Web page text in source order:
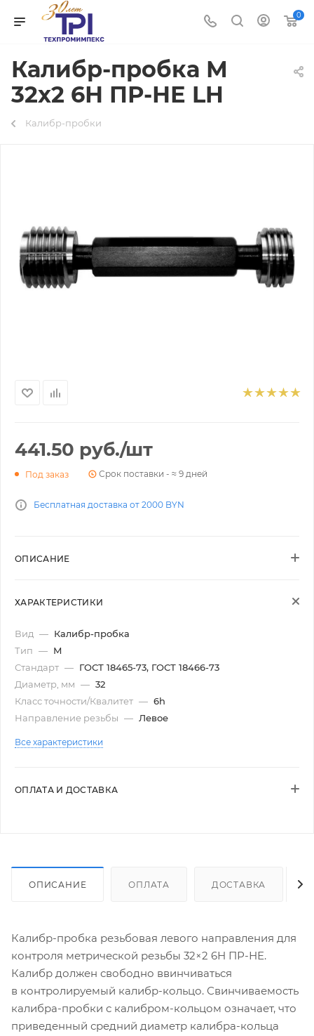
0
Калибр-пробка М
32х2 6Н ПР-НЕ LH
Калибр-пробки
441.50 руб./шт
Под заказ Срок поставки - ≈ 9 дней
Бесплатная доставка от 2000 BYN
ОПИСАНИЕ
ХАРАКТЕРИСТИКИ
Вид — Калибр-пробка
Тип — М
Стандарт — ГОСТ 18465-73, ГОСТ 18466-73
Диаметр, мм — 32
Класс точности/Квалитет — 6h
Направление резьбы — Левое
Все характеристики
ОПЛАТА И ДОСТАВКА
ОПИСАНИЕ ОПЛАТА ДОСТАВКА
Калибр-пробка резьбовая левого направления для
контроля метрической резьбы 32×2 6Н ПР-НЕ.
Калибр должен свободно ввинчиваться
в контролируемый калибр-кольцо. Свинчиваемость
калибра-пробки с калибром-кольцом означает, что
приведенный средний диаметр калибра-кольца